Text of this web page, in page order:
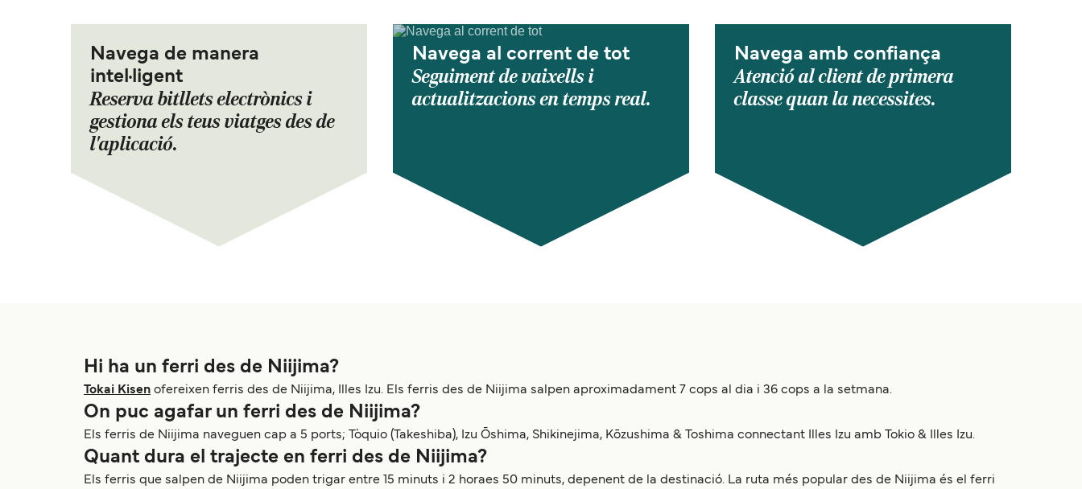
Navega de manera
intel·ligent
Reserva bitllets electrònics i
gestiona els teus viatges des de
l'aplicació.
Navega al corrent de tot
Seguiment de vaixells i
actualitzacions en temps real.
Navega amb confiança
Atenció al client de primera
classe quan la necessites.
Hi ha un ferri des de Niijima?
Tokai Kisen ofereixen ferris des de Niijima, Illes Izu. Els ferris des de Niijima salpen aproximadament 7 cops al dia i 36 cops a la setmana.
On puc agafar un ferri des de Niijima?
Els ferris de Niijima naveguen cap a 5 ports; Tòquio (Takeshiba), Izu Ōshima, Shikinejima, Kōzushima & Toshima connectant Illes Izu amb Tokio & Illes Izu.
Quant dura el trajecte en ferri des de Niijima?
Els ferris que salpen de Niijima poden trigar entre 15 minuts i 2 horaes 50 minuts, depenent de la destinació. La ruta més popular des de Niijima és el ferri